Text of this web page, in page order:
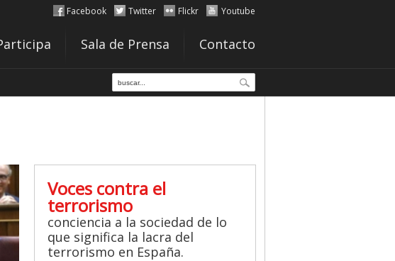
Facebook Twitter Flickr Youtube
Sala de Prensa Contacto
Voces contra el
terrorismo
conciencia a la sociedad de lo
que significa la lacra del
terrorismo en España.